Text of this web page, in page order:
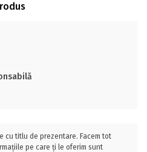
cu titlu de prezentare. Facem tot
pe care ți le oferim sunt